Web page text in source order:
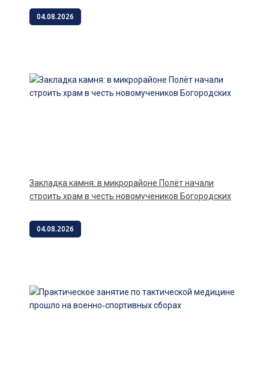
04.08.2026
Закладка камня: в микрорайоне Полёт начали
строить храм в честь новомучеников Богородских
04.08.2026